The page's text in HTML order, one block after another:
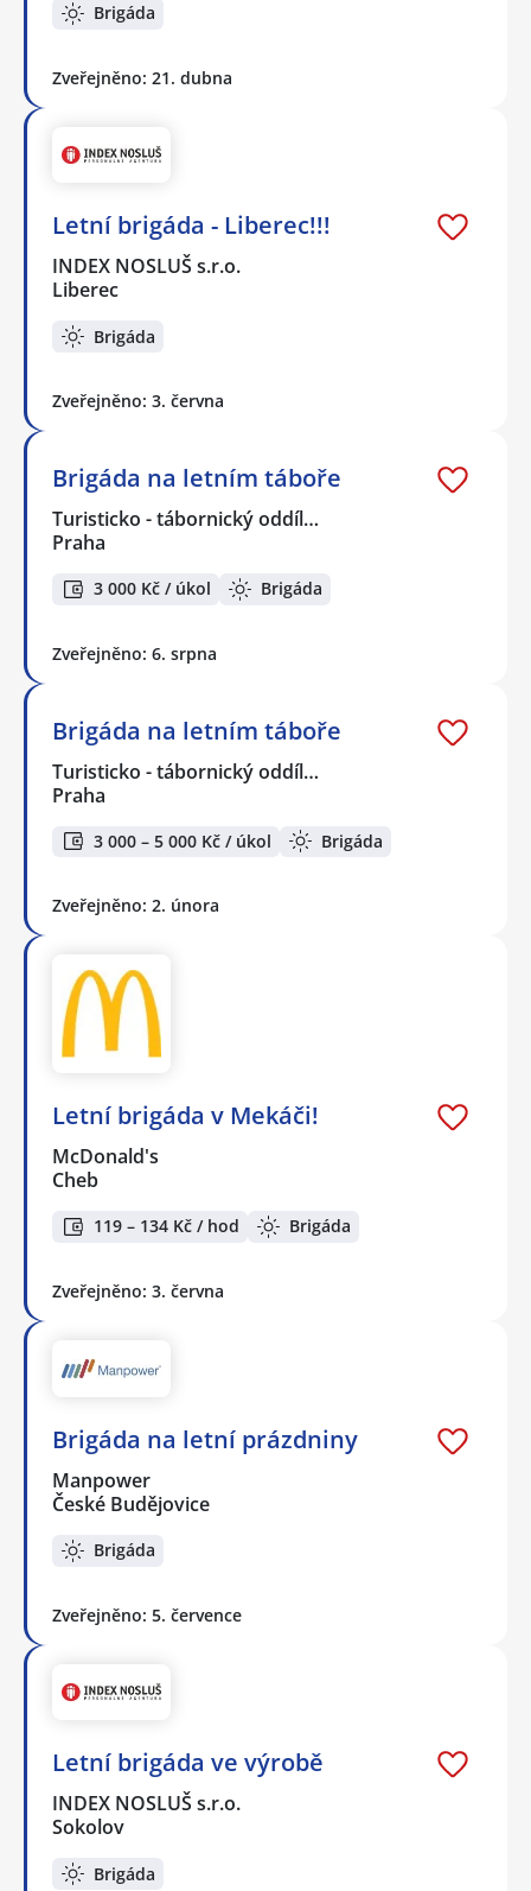
Brigáda
Zveřejněno: 21. dubna
Letní brigáda - Liberec!!!
INDEX NOSLUŠ s.r.o.
Liberec
Brigáda
Zveřejněno: 3. června
Brigáda na letním táboře
Turisticko - tábornický oddíl…
Praha
3 000 Kč / úkol Brigáda
Zveřejněno: 6. srpna
Brigáda na letním táboře
Turisticko - tábornický oddíl…
Praha
3 000 – 5 000 Kč / úkol Brigáda
Zveřejněno: 2. února
Letní brigáda v Mekáči!
McDonald's
Cheb
119 – 134 Kč / hod Brigáda
Zveřejněno: 3. června
Brigáda na letní prázdniny
Manpower
České Budějovice
Brigáda
Zveřejněno: 5. července
Letní brigáda ve výrobě
INDEX NOSLUŠ s.r.o.
Sokolov
Brigáda